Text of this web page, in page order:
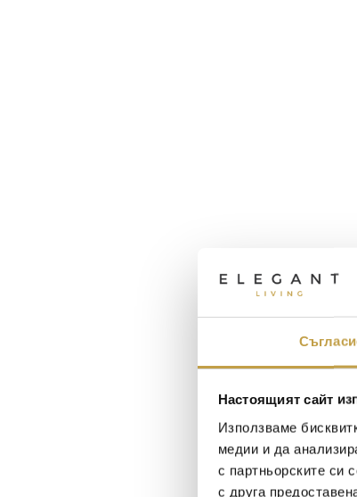
Настоящият сайт
Използваме
медии и да
с партньорските си
с друга
Георги Питов
2021-06-01